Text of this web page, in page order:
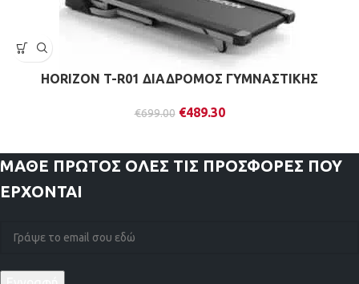
HORIZON T-R01 ΔΙΑΔΡΟΜΟΣ ΓΥΜΝΑΣΤΙΚΗΣ
€699.00 €489.30
ΜΑΘΕ ΠΡΩΤΟΣ ΟΛΕΣ ΤΙΣ ΠΡΟΣΦΟΡΕΣ ΠΟΥ
ΕΡΧΟΝΤΑΙ